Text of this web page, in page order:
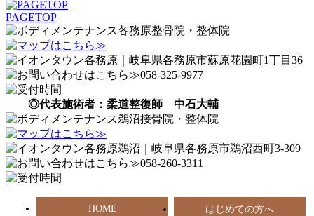
PAGETOP
◎代表施術者：柔道整復師 中石大輔
HOME はじめての方へ